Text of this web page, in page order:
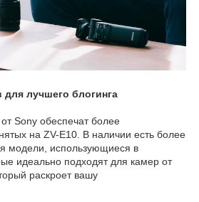
лучшего блогинга
Sony обеспечат более
на ZV-E10. В наличии есть более
модели, использующиеся в
идеально подходят для камер от
раскроет вашу